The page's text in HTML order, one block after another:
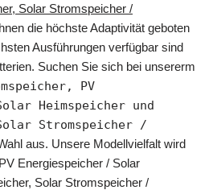
Solar Stromspeicher /
die höchste Adaptivität geboten
Ausführungen verfügbar sind
Suchen Sie sich bei unsererm
PV
Heimspeicher und
Stromspeicher /
aus. Unsere Modellvielfalt wird
Energiespeicher / Solar
Solar Stromspeicher /